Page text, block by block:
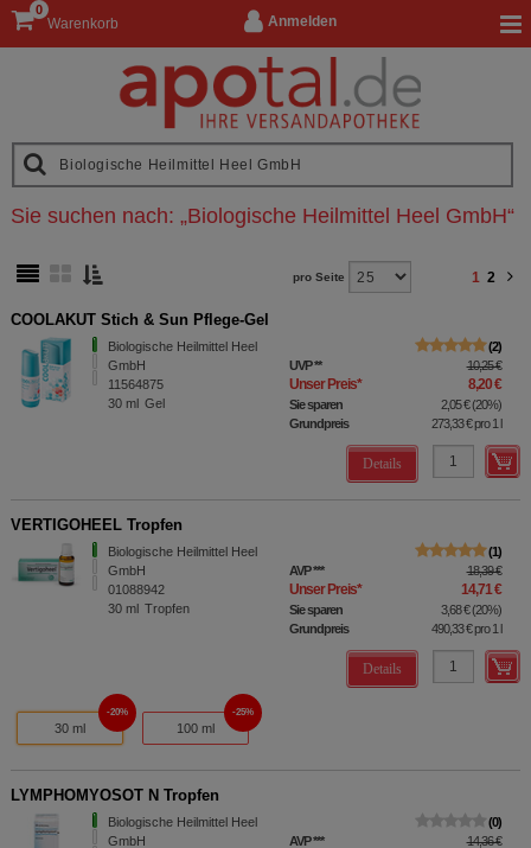
Anmelden
Warenkorb
0
Sie suchen nach: „Biologische Heilmittel Heel GmbH“
pro Seite 1 2
COOLAKUT Stich & Sun Pflege-Gel
Biologische Heilmittel Heel
GmbH
11564875
30 ml Gel
2
UVP** 10,25 €
Unser Preis* 8,20 €
Sie sparen 2,05 €(20%)
Grundpreis
273,33 €pro 1 l
Details
VERTIGOHEEL Tropfen
Biologische Heilmittel Heel
GmbH
01088942
30 ml Tropfen
1
AVP*** 18,39 €
Unser Preis* 14,71 €
Sie sparen 3,68 €(20%)
Grundpreis
490,33 €pro 1 l
Details
30 ml
20%
100 ml
25%
LYMPHOMYOSOT N Tropfen
Biologische Heilmittel Heel
GmbH
0
AVP*** 14,36 €